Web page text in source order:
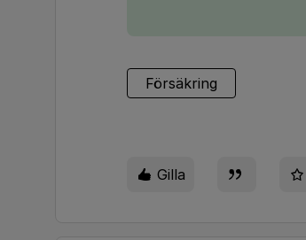
Försäkring
Gilla